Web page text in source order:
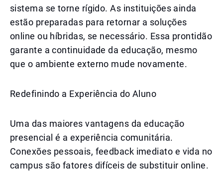
sistema se torne rígido. As instituições ainda
estão preparadas para retornar a soluções
online ou híbridas, se necessário. Essa prontidão
garante a continuidade da educação, mesmo
que o ambiente externo mude novamente.
Redefinindo a Experiência do Aluno
Uma das maiores vantagens da educação
presencial é a experiência comunitária.
Conexões pessoais, feedback imediato e vida no
campus são fatores difíceis de substituir online.